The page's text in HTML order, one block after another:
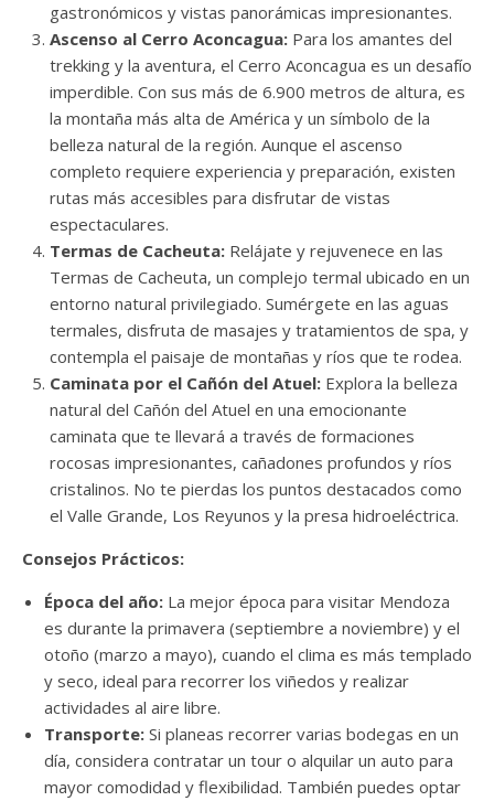
gastronómicos y vistas panorámicas impresionantes.
Ascenso al Cerro Aconcagua: Para los amantes del
trekking y la aventura, el Cerro Aconcagua es un desafío
imperdible. Con sus más de 6.900 metros de altura, es
la montaña más alta de América y un símbolo de la
belleza natural de la región. Aunque el ascenso
completo requiere experiencia y preparación, existen
rutas más accesibles para disfrutar de vistas
espectaculares.
Termas de Cacheuta: Relájate y rejuvenece en las
Termas de Cacheuta, un complejo termal ubicado en un
entorno natural privilegiado. Sumérgete en las aguas
termales, disfruta de masajes y tratamientos de spa, y
contempla el paisaje de montañas y ríos que te rodea.
Caminata por el Cañón del Atuel: Explora la belleza
natural del Cañón del Atuel en una emocionante
caminata que te llevará a través de formaciones
rocosas impresionantes, cañadones profundos y ríos
cristalinos. No te pierdas los puntos destacados como
el Valle Grande, Los Reyunos y la presa hidroeléctrica.
Consejos Prácticos:
Época del año: La mejor época para visitar Mendoza
es durante la primavera (septiembre a noviembre) y el
otoño (marzo a mayo), cuando el clima es más templado
y seco, ideal para recorrer los viñedos y realizar
actividades al aire libre.
Transporte: Si planeas recorrer varias bodegas en un
día, considera contratar un tour o alquilar un auto para
mayor comodidad y flexibilidad. También puedes optar